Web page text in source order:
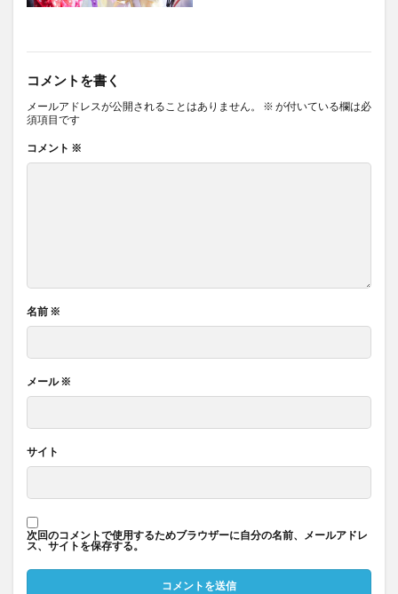
コメントを書く
メールアドレスが公開されることはありません。 ※ が付いている欄は必
須項目です
コメント ※
名前 ※
メール※
サイト
次回のコメントで使用するためブラウザーに自分の名前、メールアドレ
ス、サイトを保存する。